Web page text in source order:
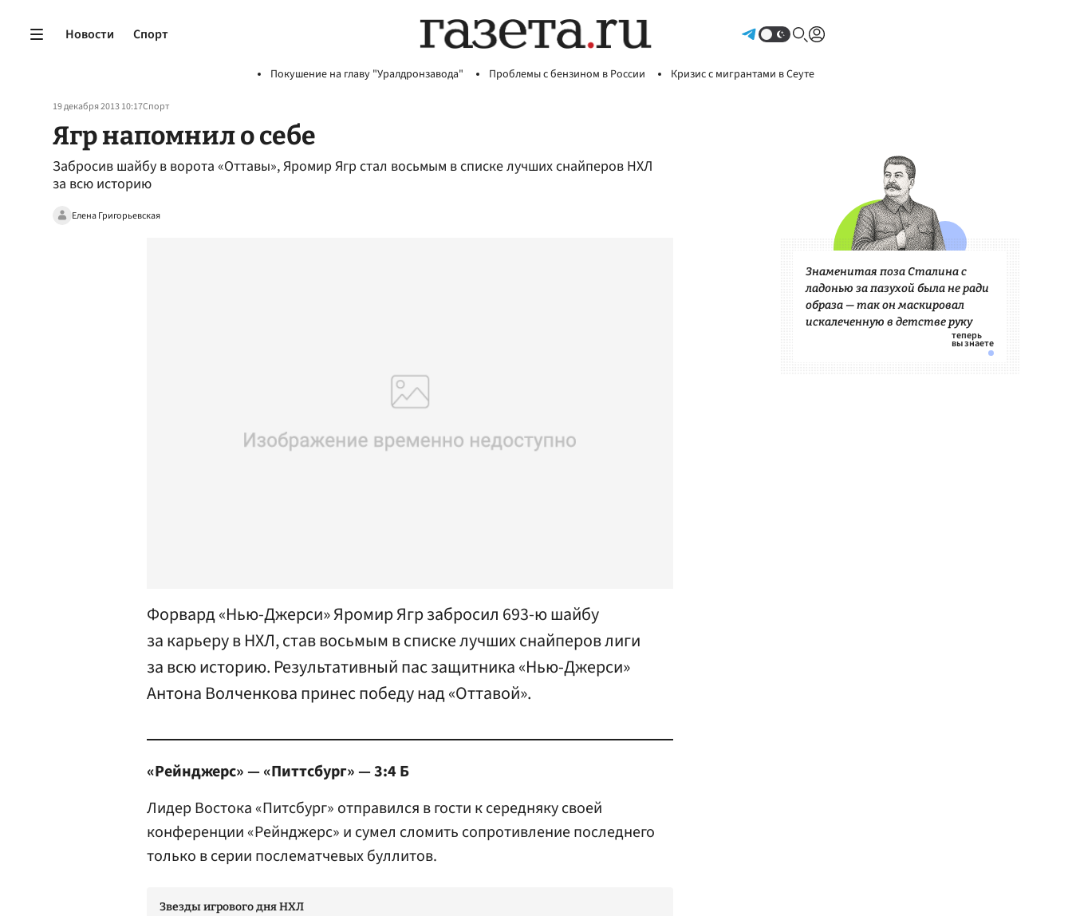
Новости Спорт
Покушение на главу "Уралдронзавода" Проблемы с бензином в России Кризис с мигрантами в Сеуте
19 декабря 2013 10:17Спорт
Ягр напомнил о себе
Забросив шайбу в ворота «Оттавы», Яромир Ягр стал восьмым в списке лучших снайперов НХЛ
за всю историю
Елена Григорьевская
Форвард «Нью-Джерси» Яромир Ягр забросил 693-ю шайбу
за карьеру в НХЛ, став восьмым в списке лучших снайперов лиги
за всю историю. Результативный пас защитника «Нью-Джерси»
Антона Волченкова принес победу над «Оттавой».
«Рейнджерс» — «Питтсбург» — 3:4 Б
Лидер Востока «Питсбург» отправился в гости к середняку своей
конференции «Рейнджерс» и сумел сломить сопротивление последнего
только в серии послематчевых буллитов.
Звезды игрового дня НХЛ
Знаменитая поза Сталина с
ладонью за пазухой была не ради
образа — так он маскировал
искалеченную в детстве руку